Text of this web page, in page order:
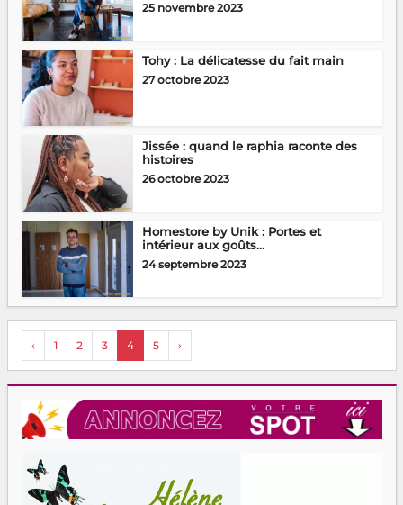
25 novembre 2023
Tohy : La délicatesse du fait main
27 octobre 2023
Jissée : quand le raphia raconte des
histoires
26 octobre 2023
Homestore by Unik : Portes et
intérieur aux goûts...
24 septembre 2023
‹ 1 2 3 4 5 ›